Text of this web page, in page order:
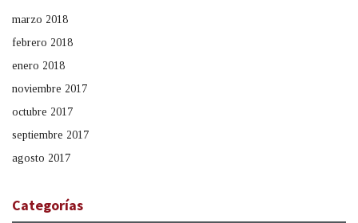
marzo 2018
febrero 2018
enero 2018
noviembre 2017
octubre 2017
septiembre 2017
agosto 2017
Categorías